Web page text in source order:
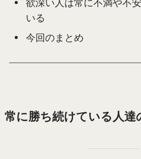
欲深い人は常に不満や不
いる
今回のまとめ
常に勝ち続けている人達